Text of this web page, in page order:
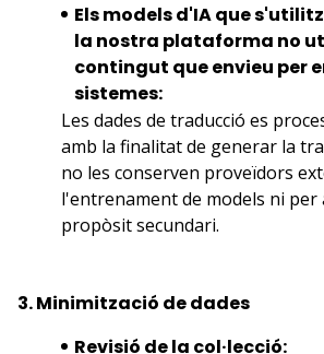
Els models d'IA que
la nostra plataforma no
contingut que envieu per
sistemes:
Les dades de traducció es
amb la finalitat de generar la
no les conserven proveïdors
l'entrenament de models ni per
propòsit secundari.
3. Minimització de dades
Revisió de la col·lecció: